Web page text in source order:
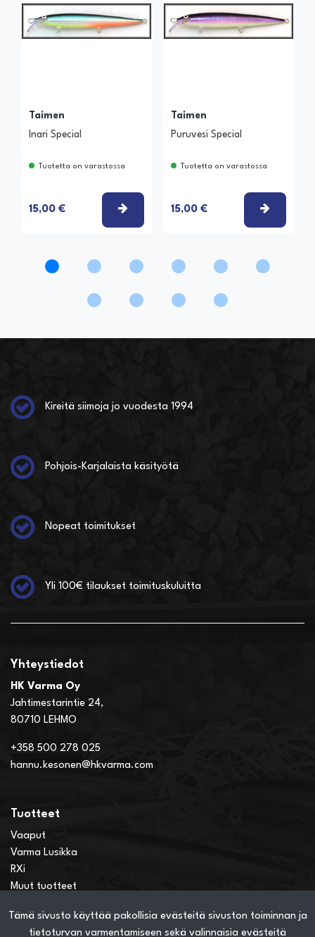
Tämä sivusto käyttää pakollisia evästeitä sivuston toiminnan ja
tietoturvan varmentamiseen sekä valinnaisia evästeitä
Taimen
Inari Special
Tuotetta on varastossa
15,00 € VALITSE VAIHTOEHTO
Taimen
Puruvesi Special
Tuotetta on varastossa
15,00 €
Kireitä siimoja jo vuodesta 1994
Pohjois-Karjalaista käsityötä
Nopeat toimitukset
Yli 100€ tilaukset toimituskuluitta
Yhteystiedot
HK Varma Oy
Jahtimestarintie 24,
80710 LEHMO
+358 500 278 025
hannu.kesonen@hkvarma.com
Tuotteet
Vaaput
Varma Lusikka
RXi
Muut tuotteet
Verkkokauppainfo